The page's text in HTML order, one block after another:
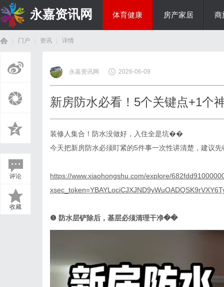
永嘉资讯网 体育健康 房产家居 商
门户 资讯
›
详情
评论
收藏
永嘉资讯网 2026-06-09
新房防水必看！5个关键点+1个
装修人集合！防水没做好，入住全是坑��
今天把新房防水必须盯紧的5件事一次性讲清楚，建议
https://www.xiaohongshu.com/explore/
❶ 防水层铲除后，基层必须清理干净��